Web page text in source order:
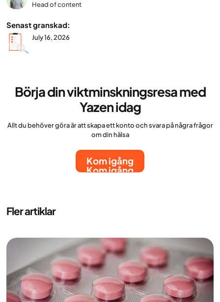
Head of content
Senast granskad:
July 16, 2026
Börja din viktminskningsresa med
Yazen idag
Allt du behöver göra är att skapa ett konto och svara på några frågor
om din hälsa
Kom igång
Kom igång
Fler artiklar